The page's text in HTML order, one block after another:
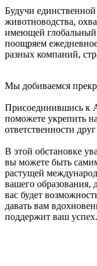
Будучи
животноводства,
имеющей
поощряем
разных компаний,
Мы добиваемся
Присоединившись к
поможете укрепить
ответственности
В этой обстановке
вы можете быть
растущей
вашего образования,
вас будет
давать вам
поддержит ваш успех.